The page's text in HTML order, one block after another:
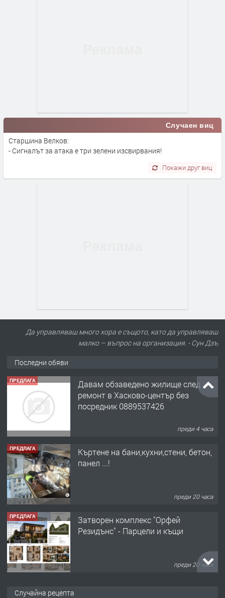
Случаен виц
Старшина Велков:
- Сигналът за атака е три зелени изсвирвания!
Покажи друг виц
Да управляваш много хора е същото, като да управляваш
малко – въпрос на организация. - Сун Дзъ
Последни обяви
ПРЕДЛАГА
Давам обзаведено жилище след
ремонт в Хасково-център без
посредник 0889537426
преди 4 часа
ПРЕДЛАГА
Къртене на бани,кухни,стени, бетон,
панел ...!
преди 20 часа
ПРЕДЛАГА
Затворен комплекс "Орфей
Резидънс" - Парцели и къщи
преди 20 часа
Случайна рецепта